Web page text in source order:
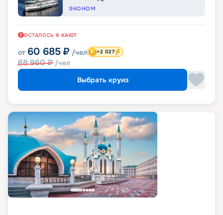
ЭКОНОМ
ОСТАЛОСЬ 9 КАЮТ
от 60 685 ₽ /чел
68 960₽ /чел
+2 027
Выбрать круиз